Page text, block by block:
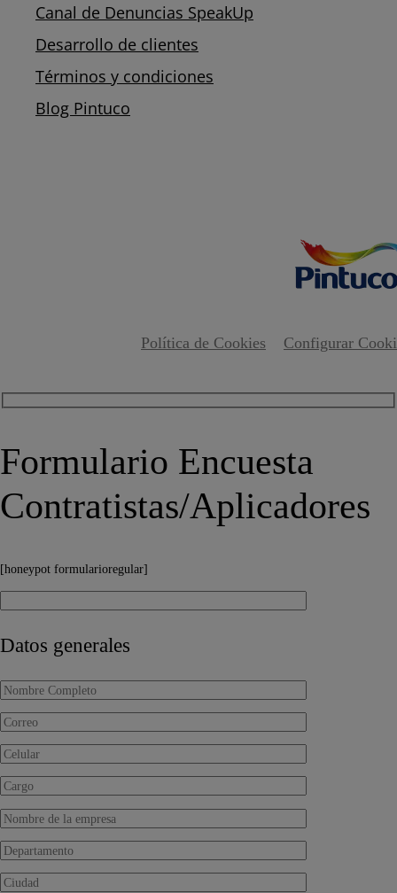
Canal de Denuncias SpeakUp
Desarrollo de clientes
Términos y condiciones
Blog Pintuco
Política de Cookies Configurar
Formulario Encuesta
Contratistas/Aplicadores
[honeypot formularioregular]
Datos generales